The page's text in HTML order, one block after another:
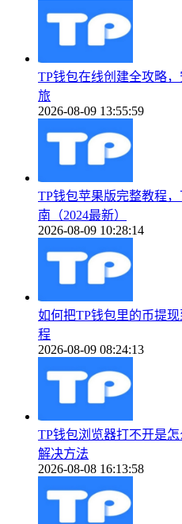
TP钱包在线创建全攻略
旅
2026-08-09 13:55:59
TP钱包苹果版完整教程
南（2024最新）
2026-08-09 10:28:14
如何把TP钱包里的币提
程
2026-08-09 08:24:13
TP钱包浏览器打不开是
解决方法
2026-08-08 16:13:58